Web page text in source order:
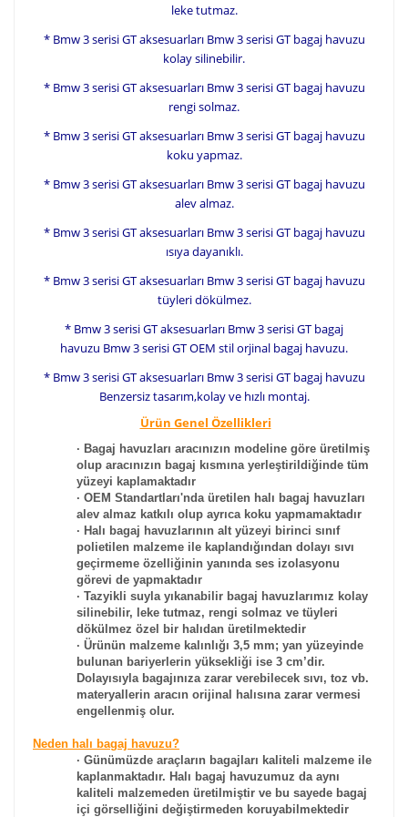
leke tutmaz.
* Bmw 3 serisi GT aksesuarları Bmw 3 serisi GT bagaj havuzu
kolay silinebilir.
* Bmw 3 serisi GT aksesuarları Bmw 3 serisi GT bagaj havuzu
rengi solmaz.
* Bmw 3 serisi GT aksesuarları Bmw 3 serisi GT bagaj havuzu
koku yapmaz.
* Bmw 3 serisi GT aksesuarları Bmw 3 serisi GT bagaj havuzu
alev almaz.
* Bmw 3 serisi GT aksesuarları Bmw 3 serisi GT bagaj havuzu
ısıya dayanıklı.
* Bmw 3 serisi GT aksesuarları Bmw 3 serisi GT bagaj havuzu
tüyleri dökülmez.
* Bmw 3 serisi GT aksesuarları Bmw 3 serisi GT bagaj
havuzu Bmw 3 serisi GT OEM stil orjinal bagaj havuzu.
* Bmw 3 serisi GT aksesuarları Bmw 3 serisi GT bagaj havuzu
Benzersiz tasarım,kolay ve hızlı montaj.
Ürün Genel Özellikleri
· Bagaj havuzları aracınızın modeline göre üretilmiş
olup aracınızın bagaj kısmına yerleştirildiğinde tüm
yüzeyi kaplamaktadır
· OEM Standartları'nda üretilen halı bagaj havuzları
alev almaz katkılı olup ayrıca koku yapmamaktadır
· Halı bagaj havuzlarının alt yüzeyi birinci sınıf
polietilen malzeme ile kaplandığından dolayı sıvı
geçirmeme özelliğinin yanında ses izolasyonu
görevi de yapmaktadır
· Tazyikli suyla yıkanabilir bagaj havuzlarımız kolay
silinebilir, leke tutmaz, rengi solmaz ve tüyleri
dökülmez özel bir halıdan üretilmektedir
· Ürünün malzeme kalınlığı 3,5 mm; yan yüzeyinde
bulunan bariyerlerin yüksekliği ise 3 cm’dir.
Dolayısıyla bagajınıza zarar verebilecek sıvı, toz vb.
materyallerin aracın orijinal halısına zarar vermesi
engellenmiş olur.
Neden halı bagaj havuzu?
· Günümüzde araçların bagajları kaliteli malzeme ile
kaplanmaktadır. Halı bagaj havuzumuz da aynı
kaliteli malzemeden üretilmiştir ve bu sayede bagaj
içi görselliğini değiştirmeden koruyabilmektedir